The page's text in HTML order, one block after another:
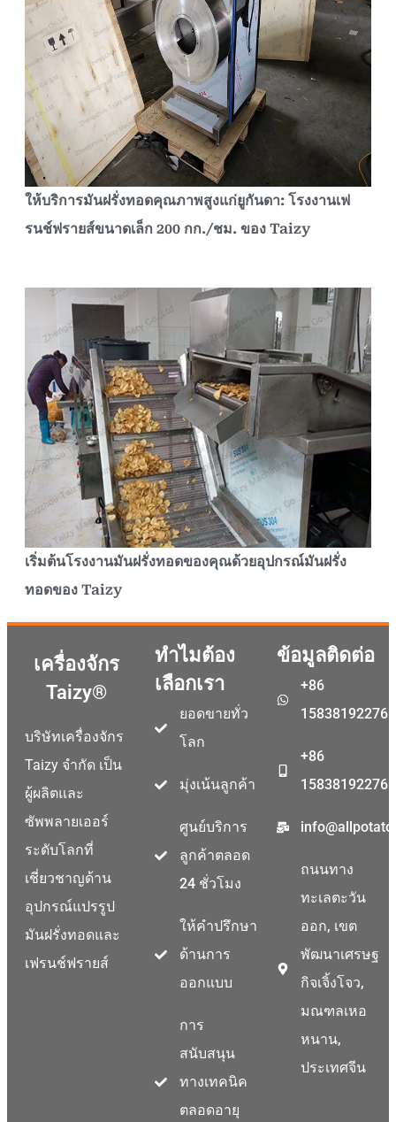
ให้บริการมันฝรั่งทอดคุณภาพสูงแก่ยูกันดา: โรงงานเฟ
รนช์ฟรายส์ขนาดเล็ก 200 กก./ชม. ของ Taizy
เริ่มต้นโรงงานมันฝรั่งทอดของคุณด้วยอุปกรณ์มันฝรั่ง
ทอดของ Taizy
เครื่องจักร
Taizy®
บริษัทเครื่องจักร
Taizy จำกัด เป็น
ผู้ผลิตและ
ซัพพลายเออร์
ระดับโลกที่
เชี่ยวชาญด้าน
อุปกรณ์แปรรูป
มันฝรั่งทอดและ
เฟรนช์ฟรายส์
ทำไมต้อง
เลือกเรา
ยอดขายทั่ว
โลก
มุ่งเน้นลูกค้า
ศูนย์บริการ
ลูกค้าตลอด
24 ชั่วโมง
ให้คำปรึกษา
ด้านการ
ออกแบบ
การ
สนับสนุน
ทางเทคนิค
ตลอดอายุ
ข้อมูลติดต่อ
+86
15838192276
+86
15838192276
ถนนทาง
ทะเลตะวัน
ออก, เขต
พัฒนาเศรษฐ
กิจเจิ้งโจว,
มณฑลเหอ
หนาน,
ประเทศจีน